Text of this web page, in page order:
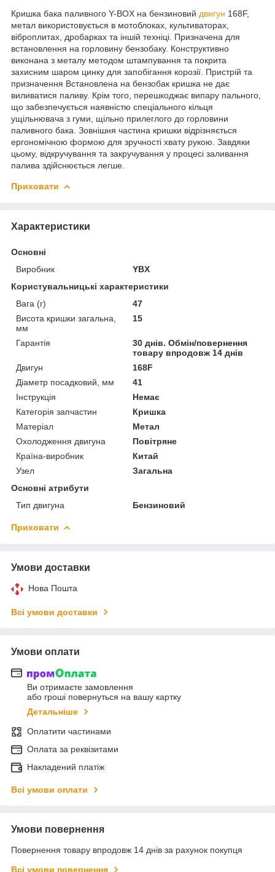
Кришка бака паливного Y-BOX на бензиновий двигун 168F,
метал використовується в мотоблоках, культиваторах,
віброплитах, дробарках та іншій техніці. Призначена для
встановлення на горловину бензобаку. Конструктивно
виконана з металу методом штампування та покрита
захисним шаром цинку для запобігання корозії. Пристрій та
призначення Встановлена на бензобак кришка не дає
виливатися паливу. Крім того, перешкоджає випару пального,
що забезпечується наявністю спеціального кільця
ущільнювача з гуми, щільно прилеглого до горловини
паливного бака. Зовнішня частина кришки відрізняється
ергономічною формою для зручності хвату рукою. Завдяки
цьому, відкручування та закручування у процесі заливання
палива здійснюється легше.
Приховати
Характеристики
Основні
Виробник
YBX
Користувальницькі характеристики
Вага (г)
47
Висота кришки загальна,
мм
15
Гарантія
30 днів. Обмін/повернення
товару впродовж 14 днів
Двигун
168F
Діаметр посадковий, мм
41
Інструкція
Немає
Категорія запчастин
Кришка
Матеріал
Метал
Охолодження двигуна
Повітряне
Країна-виробник
Китай
Узел
Загальна
Основні атрибути
Тип двигуна
Бензиновий
Приховати
Умови доставки
Нова Пошта
Всі умови доставки
Умови оплати
Ви отримаєте замовлення
або гроші повернуться на вашу картку
Детальніше
Оплатити частинами
Оплата за реквізитами
Накладений платіж
Всі умови оплати
Умови повернення
Повернення товару впродовж 14 днів за рахунок покупця
Всі умови повернення